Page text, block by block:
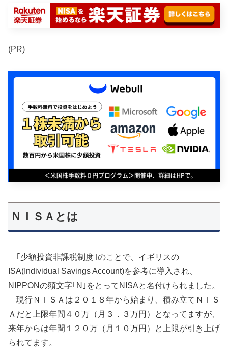
(PR)
ＮＩＳＡとは
｢少額投資非課税制度｣のことで、イギリスの
ISA(Individual Savings Account)を参考に導入され、
NIPPONの頭文字｢N｣をとってNISAと名付けられました。
現行ＮＩＳＡは２０１８年から始まり、積み立てＮＩＳ
Ａだと上限年間４０万（月３．３万円）となってますが、
来年からは年間１２０万（月１０万円）と上限が引き上げ
られてます。